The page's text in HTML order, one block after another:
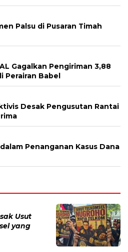
Palsu di Pusaran Timah
Gagalkan Pengiriman 3,88
Perairan Babel
Desak Pengusutan Rantai
Penanganan Kasus Dana
Usut
yang